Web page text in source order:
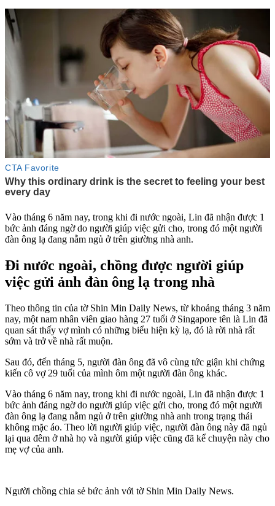
Vào tháng 6 năm nay, trong khi đi nước ngoài, Lin đã nhận được 1
bức ảnh đáng ngờ do người giúp việc gửi cho, trong đó một người
đàn ông lạ đang nằm ngủ ở trên giường nhà anh.
Đi nước ngoài, chồng được người giúp
việc gửi ảnh đàn ông lạ trong nhà
Theo thông tin của tờ Shin Min Daily News, từ khoảng tháng 3 năm
nay, một nam nhân viên giao hàng 27 tuổi ở Singapore tên là Lin đã
quan sát thấy vợ mình có những biểu hiện kỳ lạ, đó là rời nhà rất
sớm và trở về nhà rất muộn.
Sau đó, đến tháng 5, người đàn ông đã vô cùng tức giận khi chứng
kiến cô vợ 29 tuổi của mình ôm một người đàn ông khác.
Vào tháng 6 năm nay, trong khi đi nước ngoài, Lin đã nhận được 1
bức ảnh đáng ngờ do người giúp việc gửi cho, trong đó một người
đàn ông lạ đang nằm ngủ ở trên giường nhà anh trong trạng thái
khô‌ּng mặ‌ּc áo. Theo lời người giúp việc, người đàn ông này đã ngủ
lại qua đêm ở nhà họ và người giúp việc cũng đã kể chuyện này cho
mẹ vợ của anh.
Người chồng chia sẻ bức ảnh với tờ Shin Min Daily News.